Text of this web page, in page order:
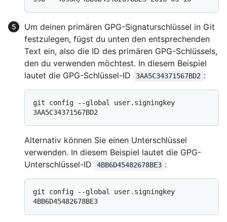
Um deinen primären GPG-Signaturschlüssel in Git
festzulegen, fügst du unten den entsprechenden
Text ein, also die ID des primären GPG-Schlüssels,
den du verwenden möchtest. In diesem Beispiel
lautet die GPG-Schlüssel-ID
3AA5C34371567BD2 :
git config --global user.signingkey
Alternativ können Sie einen Unterschlüssel
verwenden. In diesem Beispiel lautet die GPG-
Unterschlüssel-ID
4BB6D45482678BE3 :
git config --global user.signingkey